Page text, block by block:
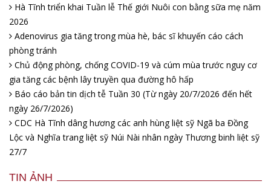
Hà Tĩnh triển khai Tuần lễ Thế giới Nuôi con bằng sữa mẹ năm
2026
Adenovirus gia tăng trong mùa hè, bác sĩ khuyến cáo cách
phòng tránh
Chủ động phòng, chống COVID-19 và cúm mùa trước nguy cơ
gia tăng các bệnh lây truyền qua đường hô hấp
Báo cáo bản tin dịch tễ Tuần 30 (Từ ngày 20/7/2026 đến hết
ngày 26/7/2026)
CDC Hà Tĩnh dâng hương các anh hùng liệt sỹ Ngã ba Đồng
Lộc và Nghĩa trang liệt sỹ Núi Nài nhân ngày Thương binh liệt sỹ
27/7
TIN ẢNH